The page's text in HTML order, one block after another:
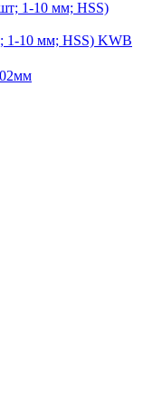
1-10 мм; HSS) KWB